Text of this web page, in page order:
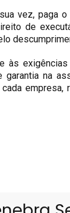
vez, paga
de
às
garantia na